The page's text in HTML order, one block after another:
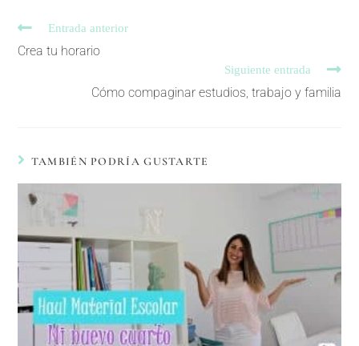
Entrada anterior
Crea tu horario
Siguiente entrada
Cómo compaginar estudios, trabajo y familia
TAMBIÉN PODRÍA GUSTARTE